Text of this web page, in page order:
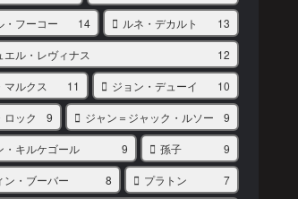
・フーコー 14 ルネ・デカルト 13
エル・レヴィナス 12
マルクス 11 ジョン・デューイ 10
ロック 9 ジャン＝ジャック・ルソー 9
・キルケゴール 9 孫子 9
ン・ブーバー 8 プラトン 7